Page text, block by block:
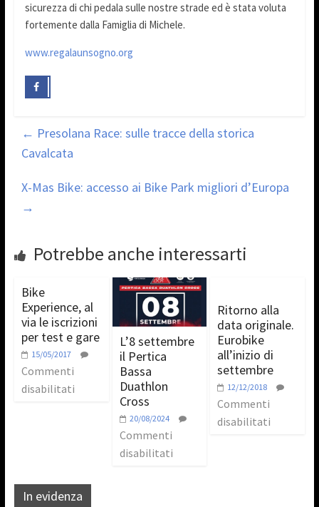
sicurezza di chi pedala sulle nostre strade ed è stata voluta
fortemente dalla Famiglia di Michele.
www.regalaunsogno.org
← Presolana Race: sulle tracce della storica
Cavalcata
X-Mas Bike: accesso ai Bike Park migliori d’Europa
→
Potrebbe anche interessarti
Bike
Experience, al
via le iscrizioni
per test e gare
15/05/2017
Commenti
disabilitati
L’8 settembre
il Pertica
Bassa
Duathlon
Cross
20/08/2024
Commenti
disabilitati
Ritorno alla
data originale.
Eurobike
all’inizio di
settembre
12/12/2018
Commenti
disabilitati
In evidenza